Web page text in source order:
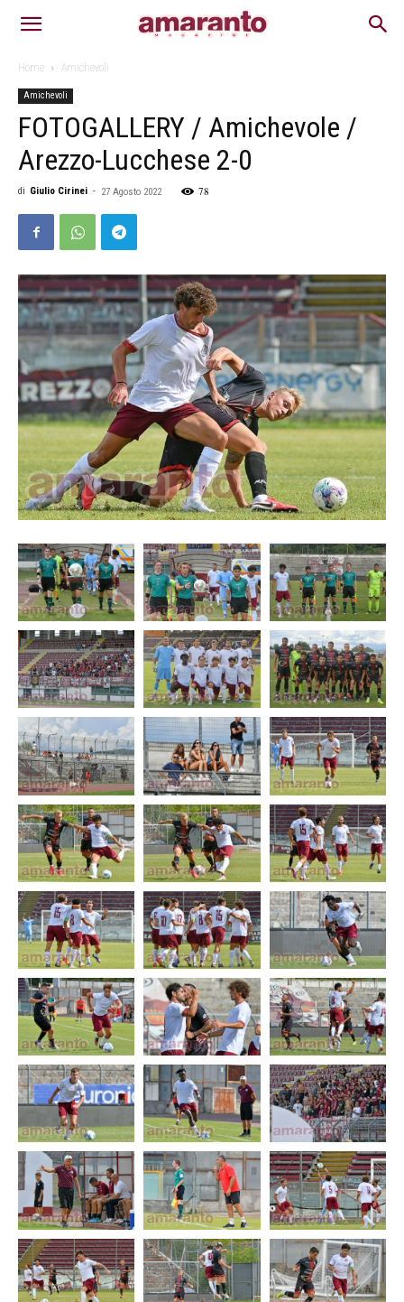
Home Amichevoli
Amichevoli
FOTOGALLERY / Amichevole /
Arezzo-Lucchese 2-0
di Giulio Cirinei - 27 Agosto 2022 78